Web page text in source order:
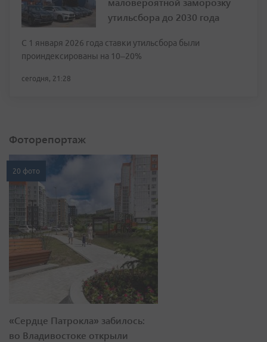
утильсбора до 2030 года
С 1 января 2026 года ставки утильсбора были
проиндексированы на 10–20%
сегодня, 21:28
Фоторепортаж
20 фото
«Сердце Патрокла» забилось:
во Владивостоке открыли